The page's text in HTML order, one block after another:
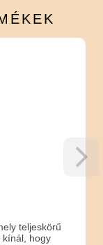
teljeskörű
kínál, hogy